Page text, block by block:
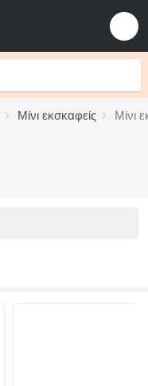
Μίνι εκσκαφείς Μίνι